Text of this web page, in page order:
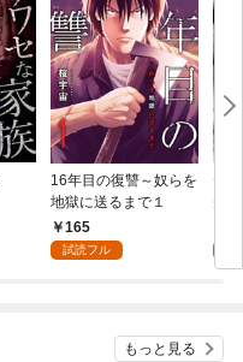
16年目の復讐～奴らを
地獄に送るまで１
165
試読フル
デ
先
もっと見る